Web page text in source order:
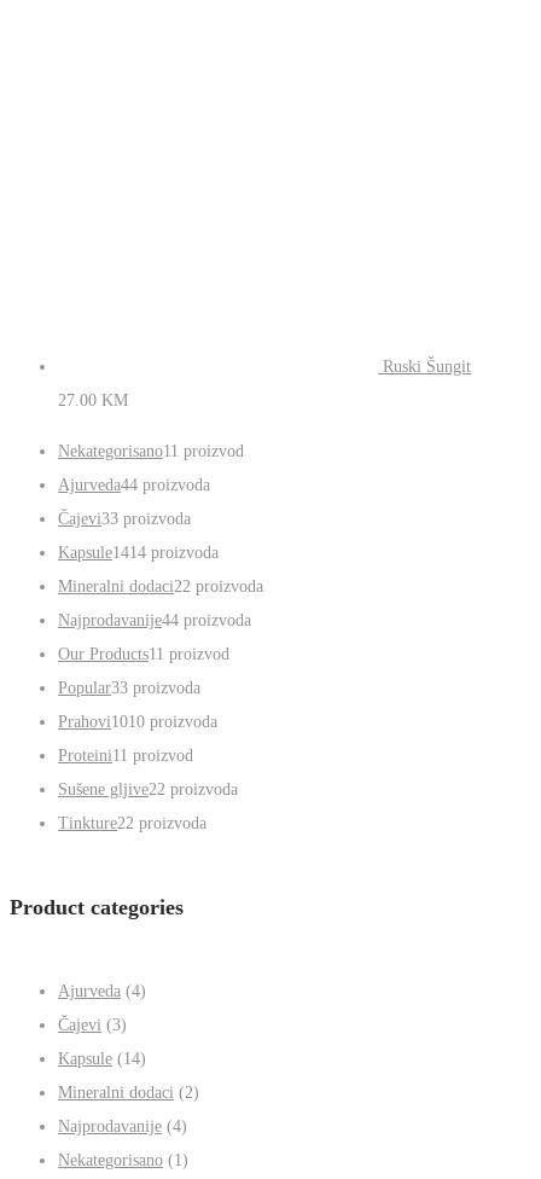
Ruski Šungit
27.00 KM
Nekategorisano11 proizvod
Ajurveda44 proizvoda
Čajevi33 proizvoda
Kapsule1414 proizvoda
Mineralni dodaci22 proizvoda
Najprodavanije44 proizvoda
Our Products11 proizvod
Popular33 proizvoda
Prahovi1010 proizvoda
Proteini11 proizvod
Sušene gljive22 proizvoda
Tinkture22 proizvoda
Product categories
Ajurveda (4)
Čajevi (3)
Kapsule (14)
Mineralni dodaci (2)
Najprodavanije (4)
Nekategorisano (1)